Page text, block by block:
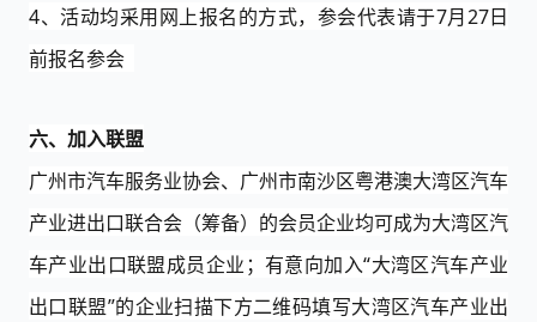
4、活动均采用网上报名的方式，参会代表请于7月27日
前报名参会
六、加入联盟
广州市汽车服务业协会、广州市南沙区粤港澳大湾区汽车
产业进出口联合会（筹备）的会员企业均可成为大湾区汽
车产业出口联盟成员企业；有意向加入“大湾区汽车产业
出口联盟”的企业扫描下方二维码填写大湾区汽车产业出